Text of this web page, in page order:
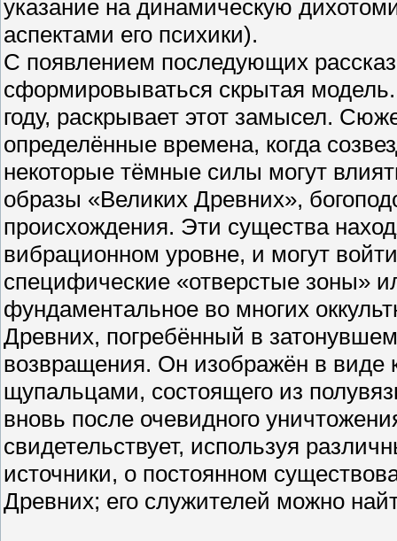
указание на динамическую
аспектами его психики).
С появлением последующих
сформировываться скрытая
году, раскрывает этот замысел.
определённые времена, когда
некоторые тёмные силы могут
образы «Великих Древних»,
происхождения. Эти существа
вибрационном уровне, и могут
специфические «отверстые зоны»
фундаментальное во многих
Древних, погребённый в
возвращения. Он изображён в виде
щупальцами, состоящего из
вновь после очевидного
свидетельствует, используя
источники, о постоянном
Древних; его служителей можно